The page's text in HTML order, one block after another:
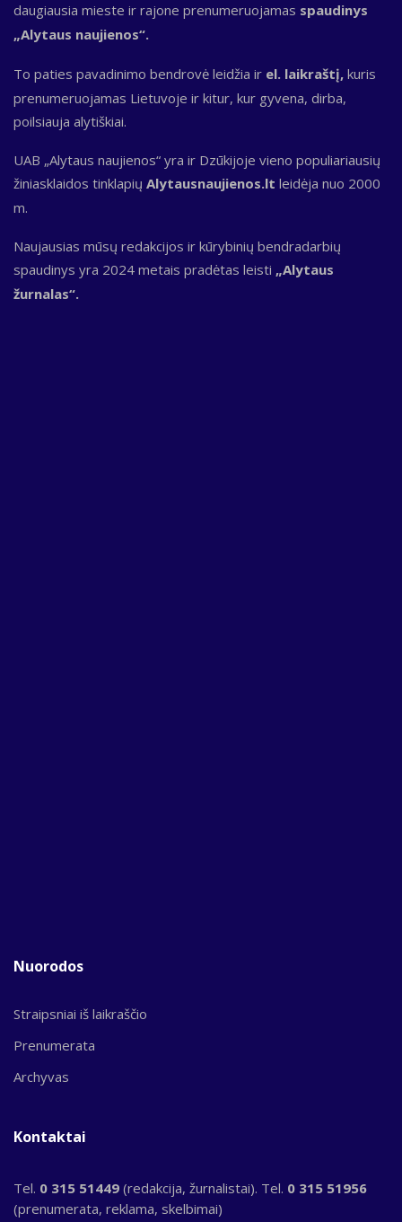
daugiausia mieste ir rajone prenumeruojamas spaudinys
„Alytaus naujienos“.
To paties pavadinimo bendrovė leidžia ir el. laikraštį, kuris
prenumeruojamas Lietuvoje ir kitur, kur gyvena, dirba,
poilsiauja alytiškiai.
UAB „Alytaus naujienos“ yra ir Dzūkijoje vieno populiariausių
žiniasklaidos tinklapių Alytausnaujienos.lt leidėja nuo 2000
m.
Naujausias mūsų redakcijos ir kūrybinių bendradarbių
spaudinys yra 2024 metais pradėtas leisti „Alytaus
žurnalas“.
Nuorodos
Straipsniai iš laikraščio
Prenumerata
Archyvas
Kontaktai
Tel. 0 315 51449 (redakcija, žurnalistai). Tel. 0 315 51956
(prenumerata, reklama, skelbimai)